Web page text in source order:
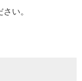
い。